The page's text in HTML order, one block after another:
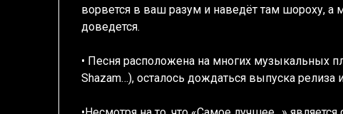
ворвется в ваш разум и наведёт там шороху, а
доведется.
• Песня расположена на многих музыкальных
Shazam…), осталось дождаться выпуска релиза